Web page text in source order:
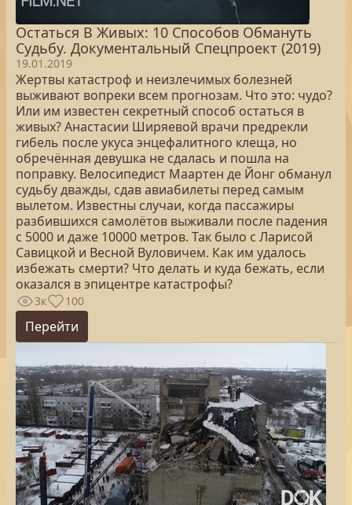
Остаться В Живых: 10 Способов Обмануть
Судьбу. Документальный Спецпроект (2019)
19.01.2019
Жертвы катастроф и неизлечимых болезней
выживают вопреки всем прогнозам. Что это: чудо?
Или им известен секретный способ остаться в
живых? Анастасии Ширяевой врачи предрекли
гибель после укуса энцефалитного клеща, но
обречённая девушка не сдалась и пошла на
поправку. Велосипедист Маартен де Йонг обманул
судьбу дважды, сдав авиабилеты перед самым
вылетом. Известны случаи, когда пассажиры
разбившихся самолётов выживали после падения
с 5000 и даже 10000 метров. Так было с Ларисой
Савицкой и Весной Вуловичем. Как им удалось
избежать смерти? Что делать и куда бежать, если
оказался в эпицентре катастрофы?
3к 100
Перейти